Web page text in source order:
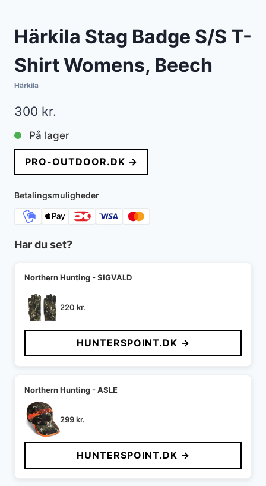
Härkila Stag Badge S/S T-
Shirt Womens, Beech
Härkila
300 kr.
På lager
PRO-OUTDOOR.DK →
Betalingsmuligheder
Har du set?
Northern Hunting - SIGVALD
220 kr.
HUNTERSPOINT.DK →
Northern Hunting - ASLE
299kr.
HUNTERSPOINT.DK →